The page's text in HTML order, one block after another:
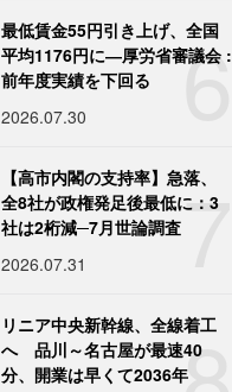
6
最低賃金55円引き上げ、全国
平均1176円に―厚労省審議会 :
前年度実績を下回る
2026.07.30
7
【高市内閣の支持率】急落、
全8社が政権発足後最低に：3
社は2桁減─7月世論調査
2026.07.31
リニア中央新幹線、全線着工
へ 品川～名古屋が最速40
分、開業は早くて2036年